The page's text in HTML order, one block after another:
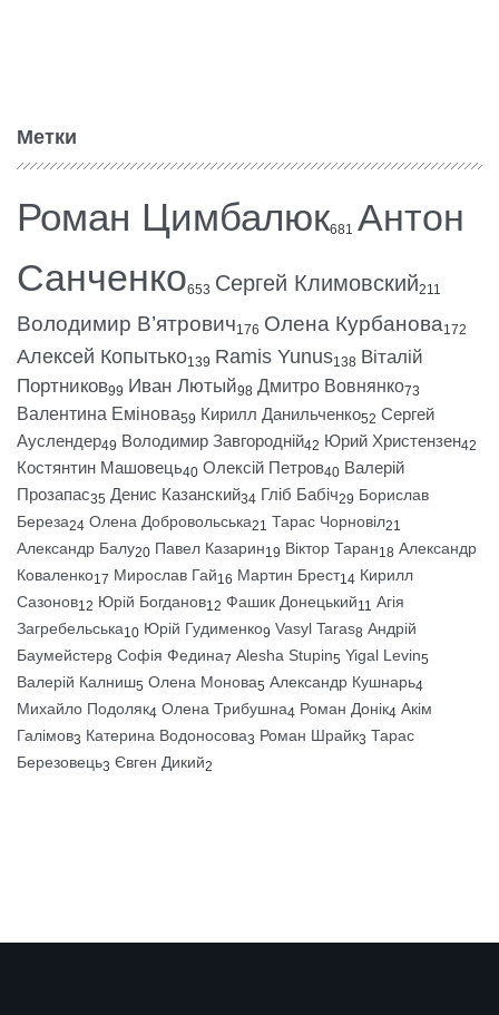
Метки
Роман Цимбалюк681 Антон
Санченко653 Сергей Климовский211
Володимир В’ятрович176 Олена Курбанова172
Алексей Копытько139 Ramis Yunus138 Віталій
Портников99 Иван Лютый98 Дмитро Вовнянко73
Валентина Емінова59 Кирилл Данильченко52 Сергей
Ауслендер49 Володимир Завгородній42 Юрий Христензен42
Костянтин Машовець40 Олексій Петров40 Валерій
Прозапас35 Денис Казанский34 Гліб Бабіч29 Борислав
Береза24 Олена Добровольська21 Тарас Чорновіл21
Александр Балу20 Павел Казарин19 Віктор Таран18 Александр
Коваленко17 Мирослав Гай16 Мартин Брест14 Кирилл
Сазонов12 Юрій Богданов12 Фашик Донецький11 Агія
Загребельська10 Юрій Гудименко9 Vasyl Taras8 Андрій
Баумейстер8 Софія Федина7 Alesha Stupin5 Yigal Levin5
Валерій Калниш5 Олена Монова5 Александр Кушнарь4
Михайло Подоляк4 Олена Трибушна4 Роман Донік4 Акім
Галімов3 Катерина Водоносова3 Роман Шрайк3 Тарас
Березовець3 Євген Дикий2